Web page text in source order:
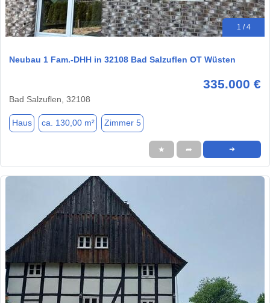
1 / 4
Neubau 1 Fam.-DHH in 32108 Bad Salzuflen OT Wüsten
335.000 €
Bad Salzuflen, 32108
Haus ca. 130,00 m² Zimmer 5
★ ➦ ➜